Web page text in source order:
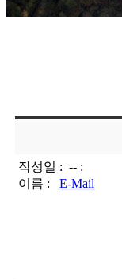
작성일 : -- :
이름 :
E-Mail